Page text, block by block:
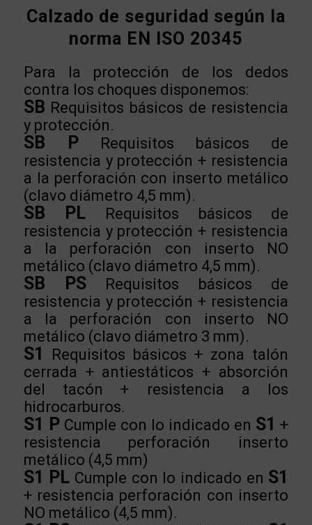
Calzado de seguridad según la
norma EN ISO 20345
Para la protección de los dedos
contra los choques disponemos:
SB Requisitos básicos de resistencia
y protección.
SB PRequisitos básicos de
resistencia y protección + resistencia
a la perforación con inserto metálico
(clavo diámetro 4,5 mm).
SB PL Requisitos básicos de
resistencia y protección + resistencia
a la perforación con inserto NO
metálico (clavo diámetro 4,5 mm).
SB PS Requisitos básicos de
resistencia y protección + resistencia
a la perforación con inserto NO
metálico (clavo diámetro 3 mm).
S1
Requisitos básicos + zona talón
cerrada + antiestáticos + absorción
del tacón + resistencia a los
hidrocarburos.
S1 PCumple con lo indicado en S1 +
resistencia perforación inserto
metálico (4,5 mm)
S1 PL Cumple con lo indicado en S1
+ resistencia perforación con inserto
NO metálico (4,5 mm).